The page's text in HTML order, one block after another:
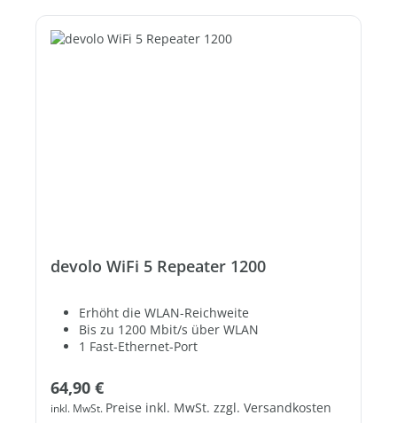
devolo WiFi 5 Repeater 1200
Erhöht die WLAN-Reichweite
Bis zu 1200 Mbit/s über WLAN
1 Fast-Ethernet-Port
Regulärer Preis:
64,90 €
inkl. MwSt. Preise inkl. MwSt. zzgl. Versandkosten